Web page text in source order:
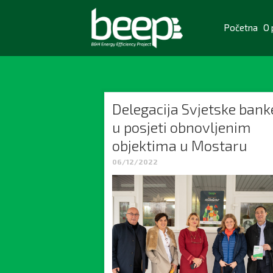
Početna O
Delegacija Svjetske
u posjeti obnovljenim
objektima u Mostaru
06/12/2022